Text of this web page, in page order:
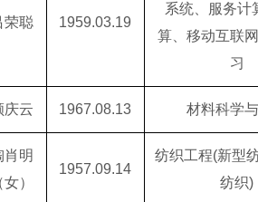
荣聪 1959.03.19
系统、服务计
算、移动互联
习
庆云 1967.08.13 材料科学
肖明
女）
1957.09.14
纺织工程(新型
纺织)